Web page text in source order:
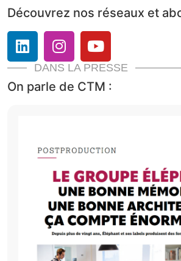
Découvrez nos réseaux et
DANS LA PRESSE
On parle de CTM :